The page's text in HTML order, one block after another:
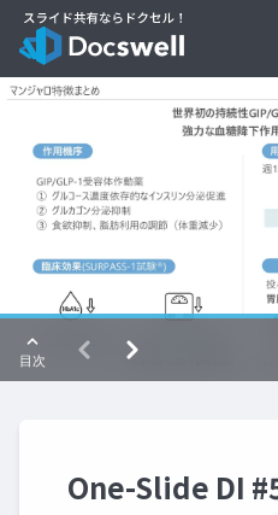
One-Slide DI